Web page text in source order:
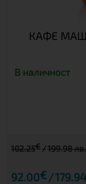
КАФЕ
В наличност
102.25€ 199.98 лв.
92.00€